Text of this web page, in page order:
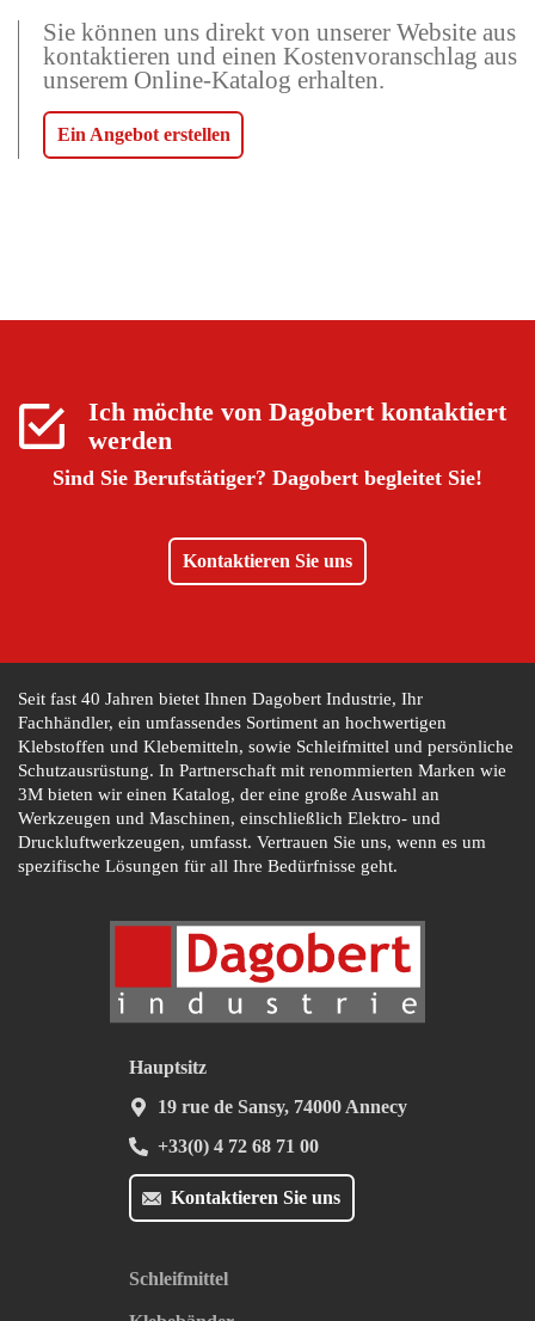
Sie können uns direkt von unserer Website aus
kontaktieren und einen Kostenvoranschlag aus
unserem Online-Katalog erhalten.
Ein Angebot erstellen
Ich möchte von Dagobertkontaktiert
werden
Sind Sie Berufstätiger? Dagobert begleitet Sie!
Kontaktieren Sie uns
Seit fast 40 Jahren bietet Ihnen Dagobert Industrie, Ihr
Fachhändler, ein umfassendes Sortiment an hochwertigen
Klebstoffen und Klebemitteln, sowie Schleifmittel und persönliche
Schutzausrüstung. In Partnerschaft mit renommierten Marken wie
3M bieten wir einen Katalog, der eine große Auswahl an
Werkzeugen und Maschinen, einschließlich Elektro- und
Druckluftwerkzeugen, umfasst. Vertrauen Sie uns, wenn es um
spezifische Lösungen für all Ihre Bedürfnisse geht.
Kontaktieren Sie uns
Hauptsitz
19 rue de Sansy, 74000 Annecy
+33(0) 4 72 68 71 00
Schleifmittel